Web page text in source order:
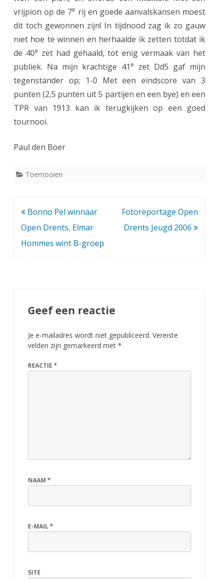
vrijpion op de 7e rij en goede aanvalskansen moest
dit toch gewonnen zijn! In tijdnood zag ik zo gauw
niet hoe te winnen en herhaalde ik zetten totdat ik
de 40e zet had gehaald, tot enig vermaak van het
publiek. Na mijn krachtige 41 e
zet Dd5 gaf mijn
tegenstander op; 1-0 Met een eindscore van 3
punten (2,5 punten uit 5 partijen en een bye) en een
TPR van 1913 kan ik terugkijken op een goed
tournooi.
Paul den Boer
Toernooien
Bericht
navigatie
Bonno Pel winnaar
Open Drents, Elmar
Hommes wint B-groep
Fotoreportage Open
Drents Jeugd 2006
Geef een reactie
Je e-mailadres wordt niet gepubliceerd. Vereiste
velden zijn gemarkeerd met *
REACTIE *
NAAM *
E-MAIL*
SITE